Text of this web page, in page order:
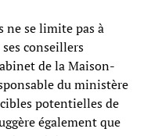
ne se limite pas à
conseillers
de la Maison-
du ministère
potentielles de
également que